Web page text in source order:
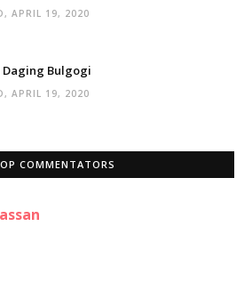
APRIL 19, 2020
Daging Bulgogi
APRIL 19, 2020
COMMENTATORS